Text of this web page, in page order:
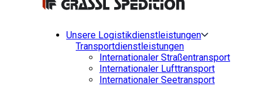
Unsere Logistikdienstleistungen
Transportdienstleistungen
Internationaler Straßentransport
Internationaler Lufttransport
Internationaler Seetransport